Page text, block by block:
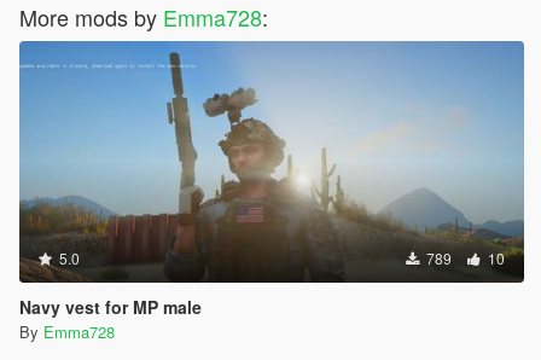
More mods by Emma728:
5.0 789 10
Navy vest for MP male
By Emma728